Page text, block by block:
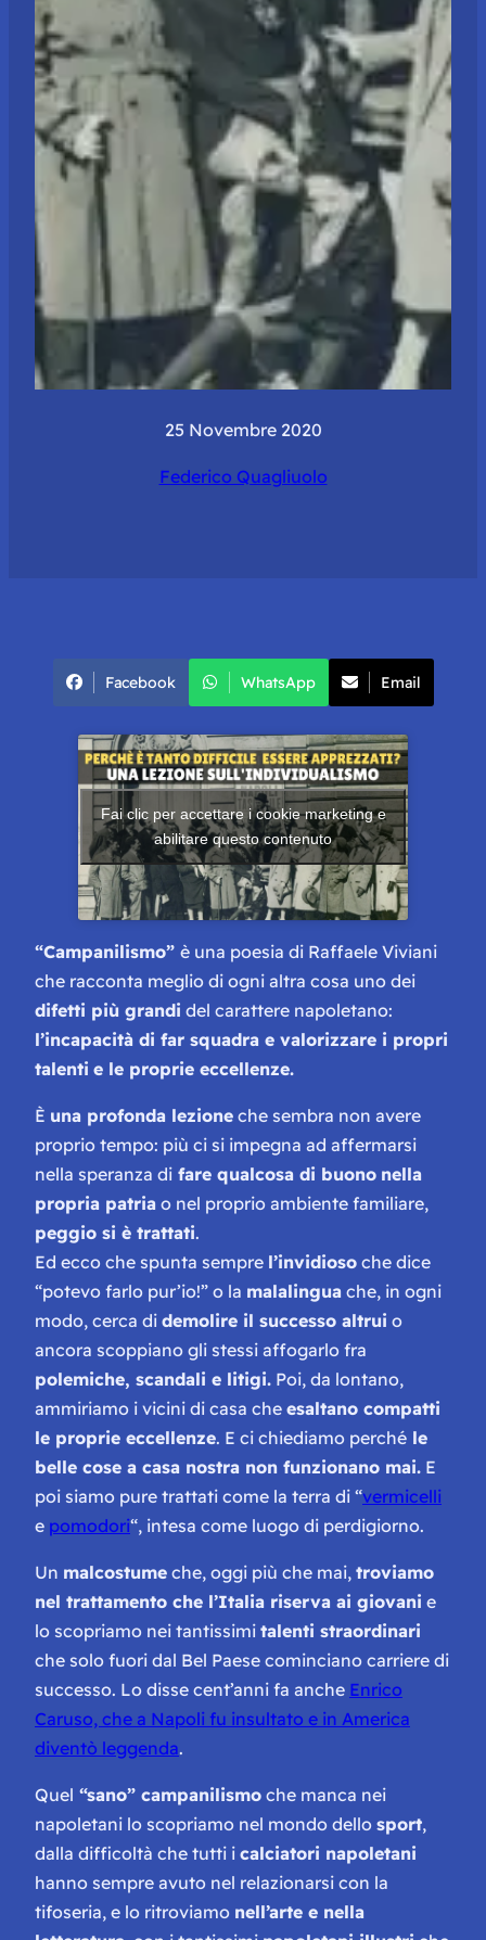
25 Novembre 2020
Federico Quagliuolo
Facebook WhatsApp Email
Fai clic per accettare i cookie marketing e
abilitare questo contenuto
“Campanilismo” è una poesia di Raffaele Viviani
che racconta meglio di ogni altra cosa uno dei
difetti più grandi del carattere napoletano:
l’incapacità di far squadra e valorizzare i propri
talenti e le proprie eccellenze.
È una profonda lezione che sembra non avere
proprio tempo: più ci si impegna ad affermarsi
nella speranza di fare qualcosa di buono nella
propria patria o nel proprio ambiente familiare,
peggio si è trattati.
Ed ecco che spunta sempre l’invidioso che dice
“potevo farlo pur’io!” o la malalingua che, in ogni
modo, cerca di demolire il successo altrui o
ancora scoppiano gli stessi affogarlo fra
polemiche, scandali e litigi. Poi, da lontano,
ammiriamo i vicini di casa che esaltano compatti
le proprie eccellenze. E ci chiediamo perché le
belle cose a casa nostra non funzionano mai. E
poi siamo pure trattati come la terra di “vermicelli
e pomodori“, intesa come luogo di perdigiorno.
Un malcostume che, oggi più che mai, troviamo
nel trattamento che l’Italia riserva ai giovani e
lo scopriamo nei tantissimi talenti straordinari
che solo fuori dal Bel Paese cominciano carriere di
successo. Lo disse cent’anni fa anche Enrico
Caruso, che a Napoli fu insultato e in America
diventò leggenda.
Quel “sano” campanilismo che manca nei
napoletani lo scopriamo nel mondo dello sport,
dalla difficoltà che tutti i calciatori napoletani
hanno sempre avuto nel relazionarsi con la
tifoseria, e lo ritroviamo nell’arte e nella